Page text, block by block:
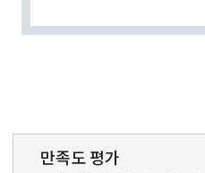
만족도 평가